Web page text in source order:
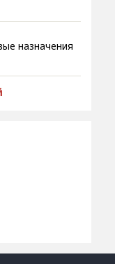
назначения